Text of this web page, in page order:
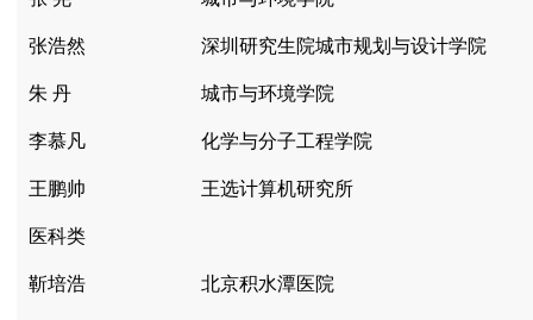
张浩然 深圳研究生院城市规划与设计学院
朱 丹 城市与环境学院
李慕凡 化学与分子工程学院
王鹏帅 王选计算机研究所
医科类
靳培浩 北京积水潭医院